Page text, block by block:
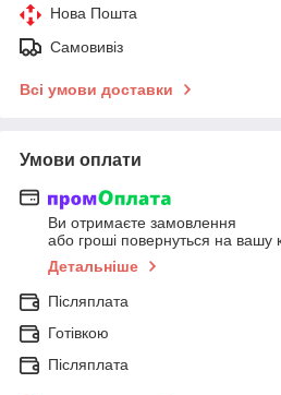
Нова Пошта
Самовивіз
Всі умови доставки
Умови оплати
Ви отримаєте замовлення
або гроші повернуться на вашу
Детальніше
Післяплата
Готівкою
Післяплата